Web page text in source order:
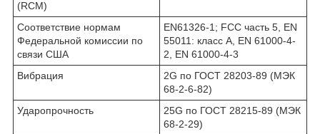
(RCM)
Соответствие нормам
Федеральной комиссии по
связи США
EN61326-1; FCC часть 5, EN
55011: класс A, EN 61000-4-
2, EN 61000-4-3
Вибрация
2G по ГОСТ 28203-89 (МЭК
68-2-6-82)
Ударопрочность
25G по ГОСТ 28215-89 (МЭК
68-2-29)